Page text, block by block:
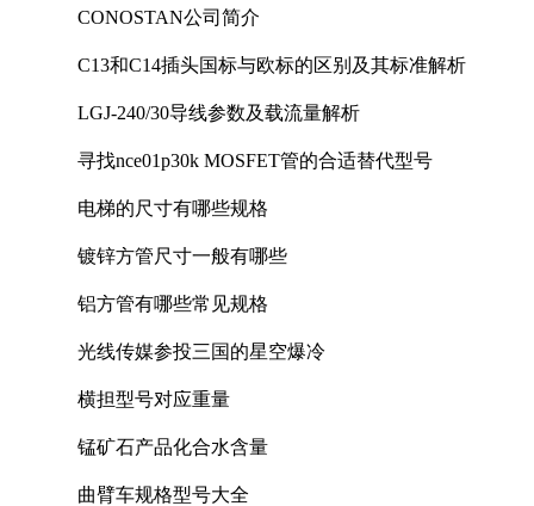
CONOSTAN公司简介
C13和C14插头国标与欧标的区别及其标准解析
LGJ-240/30导线参数及载流量解析
寻找nce01p30k MOSFET管的合适替代型号
电梯的尺寸有哪些规格
镀锌方管尺寸一般有哪些
铝方管有哪些常见规格
光线传媒参投三国的星空爆冷
横担型号对应重量
锰矿石产品化合水含量
曲臂车规格型号大全